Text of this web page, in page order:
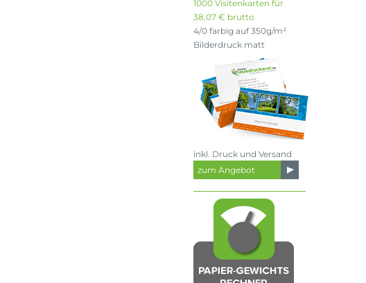
1000 Visitenkarten für
38,07 € brutto
4/0 farbig auf 350g/m²
Bilderdruck matt
inkl. Druck und Versand
zum Angebot